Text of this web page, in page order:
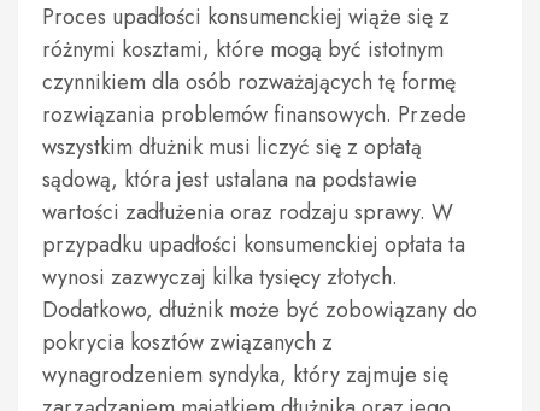
Proces upadłości konsumenckiej wiąże się z
różnymi kosztami, które mogą być istotnym
czynnikiem dla osób rozważających tę formę
rozwiązania problemów finansowych. Przede
wszystkim dłużnik musi liczyć się z opłatą
sądową, która jest ustalana na podstawie
wartości zadłużenia oraz rodzaju sprawy. W
przypadku upadłości konsumenckiej opłata ta
wynosi zazwyczaj kilka tysięcy złotych.
Dodatkowo, dłużnik może być zobowiązany do
pokrycia kosztów związanych z
wynagrodzeniem syndyka, który zajmuje się